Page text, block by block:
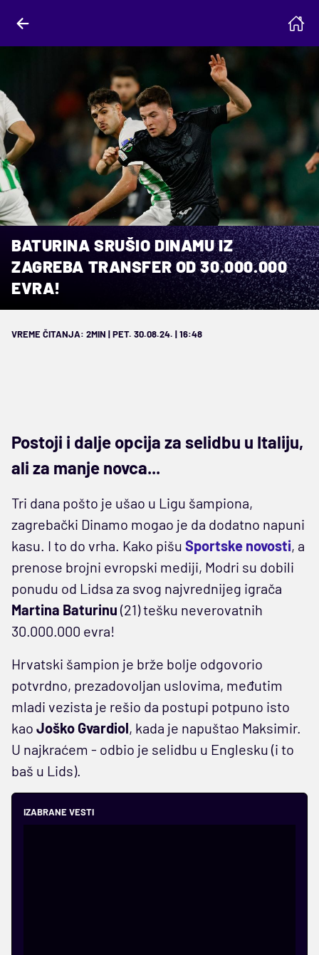
BATURINA SRUŠIO DINAMU IZ
ZAGREBA TRANSFER OD 30.000.000
EVRA!
VREME ČITANJA: 2MIN | PET. 30.08.24. | 16:48
Postoji i dalje opcija za selidbu u Italiju,
ali za manje novca...
Tri dana pošto je ušao u Ligu šampiona,
zagrebački Dinamo mogao je da dodatno napuni
kasu. I to do vrha. Kako pišu Sportske novosti, a
prenose brojni evropski mediji, Modri su dobili
ponudu od Lidsa za svog najvrednijeg igrača
Martina Baturinu (21) tešku neverovatnih
30.000.000 evra!
Hrvatski šampion je brže bolje odgovorio
potvrdno, prezadovoljan uslovima, međutim
mladi vezista je rešio da postupi potpuno isto
kao Joško Gvardiol, kada je napuštao Maksimir.
U najkraćem - odbio je selidbu u Englesku (i to
baš u Lids).
IZABRANE VESTI